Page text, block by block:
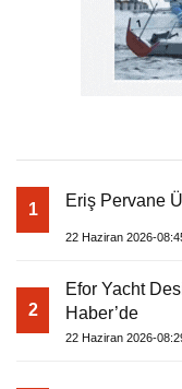
1 Eriş Pervane
22 Haziran 2026-
2
Efor Yacht
Haber’de
22 Haziran 2026-